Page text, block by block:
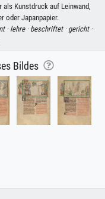
als Kunstdruck auf Leinwand,
oder Japanpapier.
· lehre · beschriftet · gericht ·
Bildes